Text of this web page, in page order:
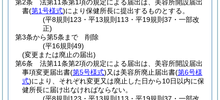
第2条
法第11条第1項の規定による届出は、美容所開設届出
書(第1号様式)により保健所長に提出するものとする。
(平8規則123・平13規則113・平19規則37・一部改
正)
第3条から第5条まで
削除
(平16規則49)
(変更または廃止の届出)
第6条
法第11条第2項の規定による届出は、美容所開設届出
事項変更届出書(第5号様式)又は美容所廃止届出書(第6号様
式)により、それぞれ変更又は廃止した日から10日以内に保
健所長に届け出なければならない。
(平8規則123・平13規則113・平19規則37・一部改